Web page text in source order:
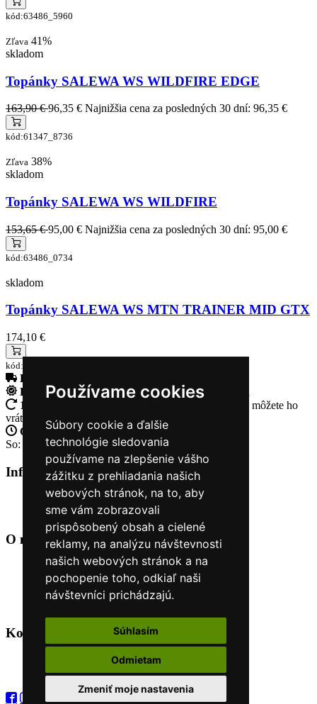
Používame cookies
Súbory cookie a ďalšie
technológie sledovania
používame na zlepšenie vášho
zážitku z prehliadania našich
webových stránok, na to, aby
sme vám zobrazovali
prispôsobený obsah a cielené
reklamy, na analýzu návštevnosti
našich webových stránok a na
pochopenie toho, odkiaľ naši
návštevníci prichádzajú.
Súhlasím
Odmietam
Zmeniť moje nastavenia
kód:63486_5960
Zľava 41%
skladom
Topánky SALEWA WS WILDFIRE EDGE
163,90 €96,35 € Najnižšia cena za posledných 30 dní: 96,35 €
kód:61347_8736
Zľava 38%
skladom
Topánky SALEWA WS WILDFIRE
153,65 €95,00 € Najnižšia cena za posledných 30 dní: 95,00 €
kód:63486_0734
skladom
Topánky SALEWA WS MTN TRAINER MID GTX
174,10 €
kód:63488_8964
Doprava zadarmo
Rýchle dodanieTovar Vám odošleme do 24 hodín
14 Dní na vrátenie tovaru
Ak Vám tovar nesadne, môžete ho
vrátiť
Otvorené celý týždeňPo - pia: 8:30 - 16:30
So: 9:00 - 12:00
Informácie+
O nás
Kontakt
O nás +
Úvod
Obchodné podmienky
Nákup na splátky cez Quatro
Odstúpiť od zmluvy TU
Kontakt
+421 915 44 15 99
eshop@horyasport.sk